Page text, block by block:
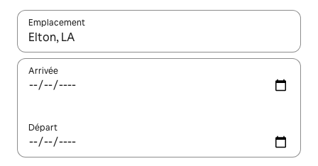
Emplacement
Quand les résultats sont affichés, parcourez-les en utilisant
Arrivée
Départ